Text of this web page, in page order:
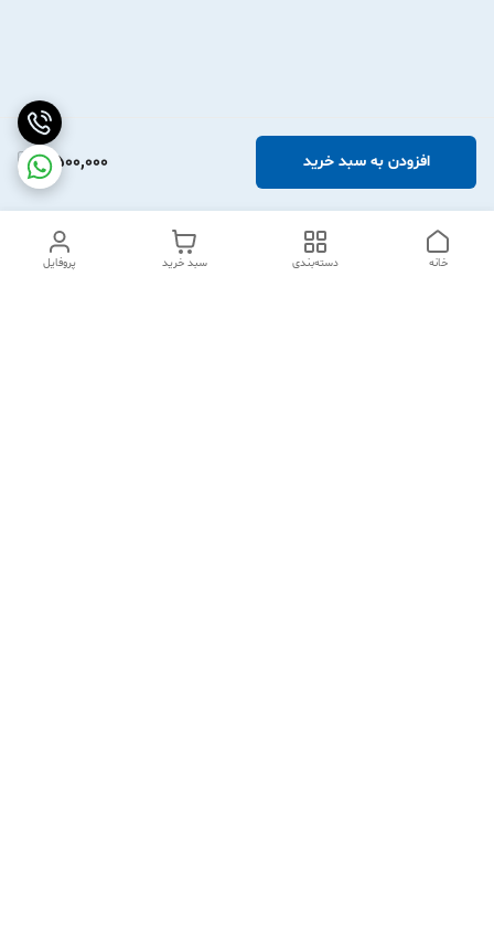
2,500,000 افزودن به سبد خرید
پروفایل سبد خرید دسته‌بندی خانه